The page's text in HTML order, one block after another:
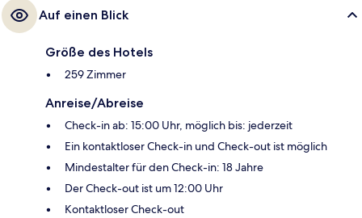
Auf einen Blick
Größe des Hotels
259 Zimmer
Anreise/Abreise
Check-in ab: 15:00 Uhr, möglich bis: jederzeit
Ein kontaktloser Check-in und Check-out ist möglich
Mindestalter für den Check-in: 18 Jahre
Der Check-out ist um 12:00 Uhr
Kontaktloser Check-out